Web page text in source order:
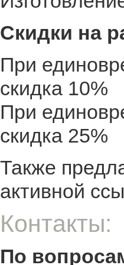
Скидки на
При
скидка 10%
При
скидка 25%
Также
активной
Контакты:
По